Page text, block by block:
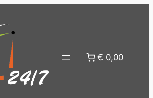
€ 0,00